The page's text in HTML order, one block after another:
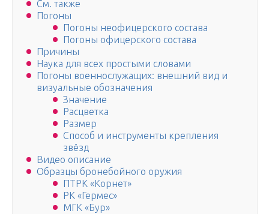
См. также
Погоны
Погоны неофицерского состава
Погоны офицерского состава
Причины
Наука для всех простыми словами
Погоны военнослужащих: внешний вид и
визуальные обозначения
Значение
Расцветка
Размер
Способ и инструменты крепления
звёзд
Видео описание
Образцы бронебойного оружия
ПТРК «Корнет»
РК «Гермес»
МГК «Бур»